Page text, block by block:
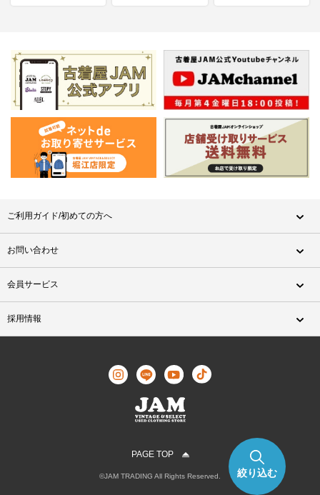
絞り込む
ご利用ガイド/初めての方へ
お問い合わせ
会員サービス
採用情報
PAGE TOP
©JAM TRADING All Rights Reserved.